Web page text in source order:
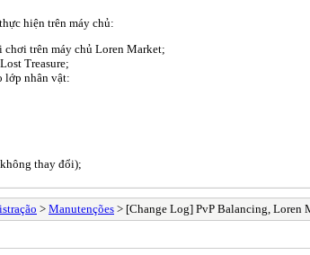
hiện trên máy chủ:
chơi trên máy chủ Loren Market;
Treasure;
lớp nhân vật:
thay đổi);
> Manutenções > [Change Log] PvP Balancing, Loren